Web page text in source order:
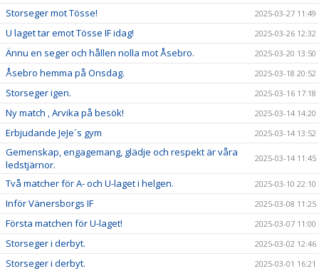
Storseger mot Tösse! 2025-03-27 11:49
U laget tar emot Tösse IF idag! 2025-03-26 12:32
Ännu en seger och hållen nolla mot Åsebro. 2025-03-20 13:50
Åsebro hemma på Onsdag. 2025-03-18 20:52
Storseger igen. 2025-03-16 17:18
Ny match , Arvika på besök! 2025-03-14 14:20
Erbjudande JeJe´s gym 2025-03-14 13:52
Gemenskap, engagemang, glädje och respekt är våra
ledstjärnor.
2025-03-14 11:45
Två matcher för A- och U-laget i helgen. 2025-03-10 22:10
Inför Vänersborgs IF 2025-03-08 11:25
Första matchen för U-laget! 2025-03-07 11:00
Storseger i derbyt. 2025-03-02 12:46
Storseger i derbyt. 2025-03-01 16:21